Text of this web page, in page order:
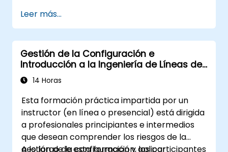
modelado conceptual
Leer más...
Gestión de la Configuración e
Introducción a la Ingeniería de Líneas de
Productos
14 Horas
Esta formación práctica impartida por un
instructor (en línea o presencial) está dirigida
a profesionales principiantes e intermedios
que desean comprender los riesgos de la
gestión de la configuración y aplicar
A lo largo de esta formación, los participantes